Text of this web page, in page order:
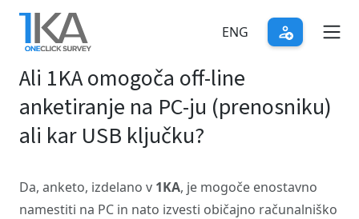
Skip
main
content
ENG
Ali 1KA omogoča off-line
anketiranje na PC-ju (prenosniku)
ali kar USB ključku?
Da, anketo, izdelano v 1KA, je mogoče enostavno
namestiti na PC in nato izvesti običajno računalniško